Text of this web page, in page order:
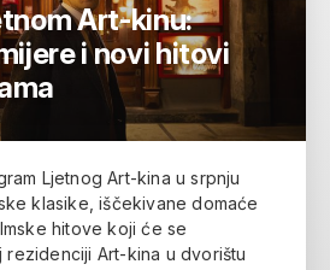
Art-kinu:
i novi hitovi
Ljetnog Art-kina u srpnju
klasike, iščekivane domaće
hitove koji će se
rezidenciji Art-kina u dvorištu